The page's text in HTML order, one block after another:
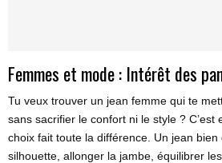
Femmes et mode : Intérêt des
Tu veux trouver un jean femme qui te
sans sacrifier le confort ni le style ? C’est
choix fait toute la différence. Un jean
silhouette, allonger la jambe, équilibrer